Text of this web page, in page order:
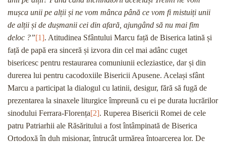
mușca unii pe alții și ne vom mânca până ce vom fi mistuiți unii
de alții și de dușmanii cei din afară, ajungând să nu mai fim
deloc ?”[1]. Atitudinea Sfântului Marcu față de Biserica latină și
față de papă era sinceră și izvora din cel mai adânc cuget
bisericesc pentru restaurarea comuniunii ecleziastice, dar și din
durerea lui pentru cacodoxiile Bisericii Apusene. Același sfânt
Marcu a participat la dialogul cu latinii, desigur, fără să fugă de
prezentarea la sinaxele liturgice împreună cu ei pe durata lucrărilor
sinodului Ferrara-Florența[2]. Ruperea Bisericii Romei de cele
patru Patriarhii ale Răsăritului a fost întâmpinată de Biserica
Ortodoxă în duh misionar, întrucât urmărea întoarcerea lor. De